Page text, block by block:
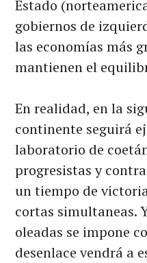
Estado
gobiernos de
las economías más
mantienen el
En realidad, en la
continente seguirá
laboratorio de
progresistas y
un tiempo de
cortas simultaneas.
oleadas se impone
desenlace vendrá a